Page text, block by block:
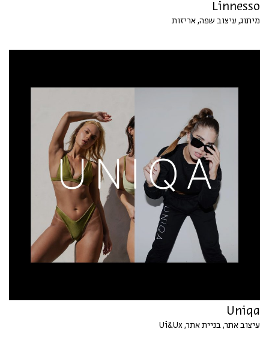
Linnesso
מיתוג, עיצוב שפה, אריזות
Uniqa
עיצוב אתר, בניית אתר, Ui&Ux